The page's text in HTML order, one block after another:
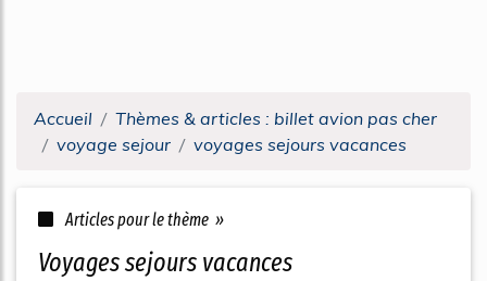
Accueil
Thèmes & articles : billet avion pas cher
voyage sejour
voyages sejours vacances
Articles pour le thème »
voyages sejours vacances